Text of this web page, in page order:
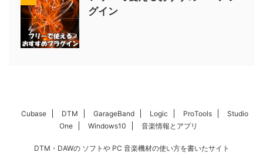
グイン
Cubase DTM GarageBand Logic ProTools
Studio
One
Windows10 音楽情報とアプリ
DTM・DAWの ソフトや PC 音楽機材の使い方を書いたサイト